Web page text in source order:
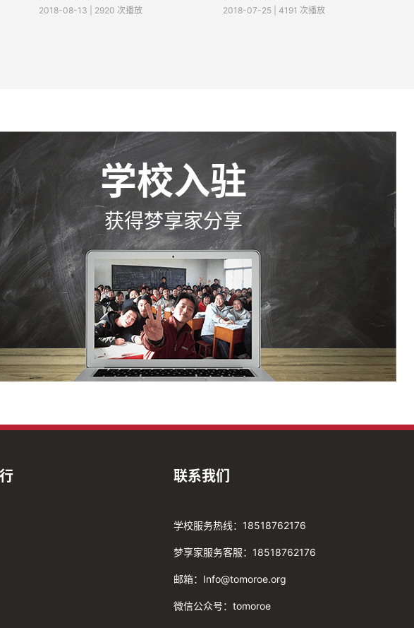
2018-08-13 | 2920 次播放
2018-07-25 | 4191 次播放
学校入驻
获得梦享家分享
联系我们
学校服务热线：18518762176
梦享家服务客服：18518762176
邮箱：Info@tomoroe.org
微信公众号：tomoroe